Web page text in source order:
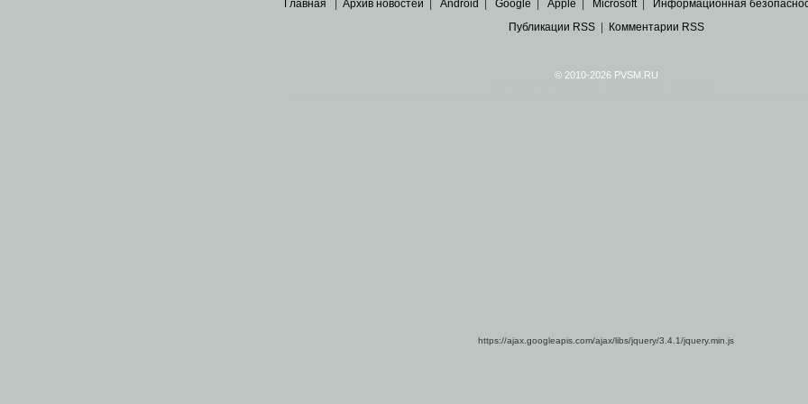
Главная Архив новостей Android Google Apple Microsoft| Информационная
Публикации RSS| Комментарии RSS
© 2010-2026 PVSM.RU
https://ajax.googleapis.com/ajax/libs/jquery/3.4.1/jquery.min.js